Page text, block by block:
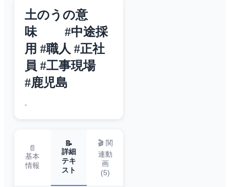
土のうの意
味 #中途採
用 #職人 #正社
員 #工事現場
#鹿児島
-
📄
基本
情報
📝
詳細
テキ
スト
🎬 関
連動
画
(5)